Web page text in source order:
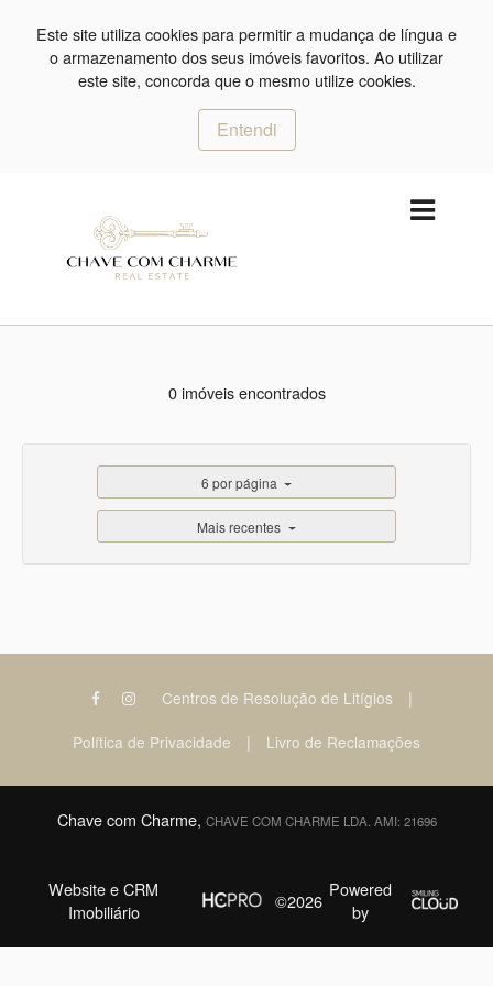
Este site utiliza cookies para permitir a mudança de língua e
o armazenamento dos seus imóveis favoritos. Ao utilizar
este site, concorda que o mesmo utilize cookies.
Entendi
0 imóveis encontrados
6 por página
Mais recentes
Centros de Resolução de Litígios |
Política de Privacidade | Livro de Reclamações
Chave com Charme, CHAVE COM CHARME LDA. AMI: 21696
Website e CRM
Imobiliário
©2026 Powered
by